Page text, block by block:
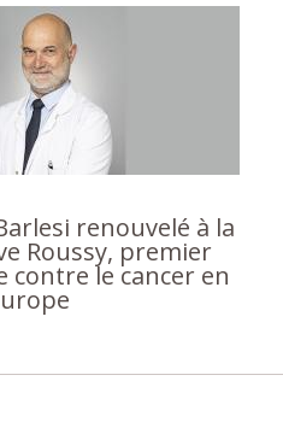
renouvelé à la
Roussy, premier
contre le cancer en